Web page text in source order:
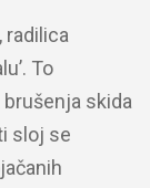
radilica
To
skida
sloj se